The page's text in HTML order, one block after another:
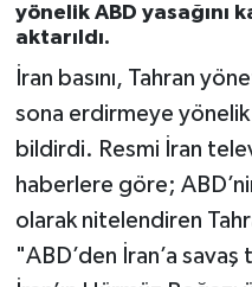
yönelik ABD yasağını
aktarıldı.
İran basını, Tahran
sona erdirmeye
bildirdi. Resmi İran
haberlere göre;
olarak nitelendiren
"ABD’den İran’a